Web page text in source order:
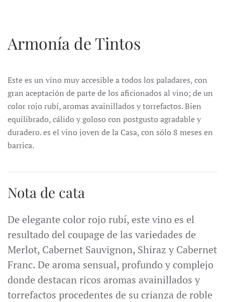
Armonía de Tintos
Este es un vino muy accesible a todos los paladares, con
gran aceptación de parte de los aficionados al vino; de un
color rojo rubí, aromas avainillados y torrefactos. Bien
equilibrado, cálido y goloso con postgusto agradable y
duradero. es el vino joven de la Casa, con sólo 8 meses en
barrica.
Nota de cata
De elegante color rojo rubí, este vino es el
resultado del coupage de las variedades de
Merlot, Cabernet Sauvignon, Shiraz y Cabernet
Franc. De aroma sensual, profundo y complejo
donde destacan ricos aromas avainillados y
torrefactos procedentes de su crianza de roble